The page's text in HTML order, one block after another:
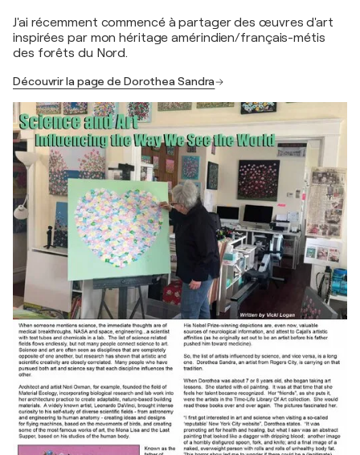
J'ai récemment commencé à partager des œuvres d'art
inspirées par mon héritage amérindien/français-métis
des forêts du Nord.
Découvrir la page de Dorothea Sandra